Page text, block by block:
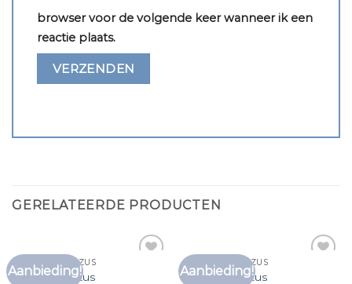
browser voor de volgende keer wanneer ik een
reactie plaats.
GERELATEERDE PRODUCTEN
Aanbieding!
T SHIRT GROTE ZUS
t shirt grote zus
Aanbieding!
T SHIRT GROTE ZUS
t shirt grote zus